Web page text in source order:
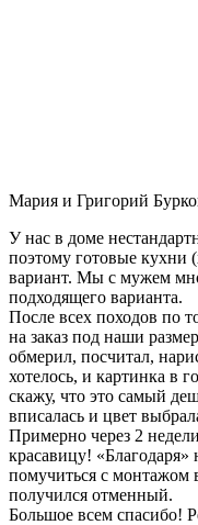
Мария и Григорий
У нас в доме
поэтому готовые кухни
вариант. Мы с мужем
подходящего варианта.
После всех походов по
на заказ под наши
обмерил, посчитал,
хотелось, и картинка в
скажу, что это самый
вписалась и цвет
Примерно через 2
красавицу!
помучиться с монтажом
получился отменный.
Большое всем спасибо!